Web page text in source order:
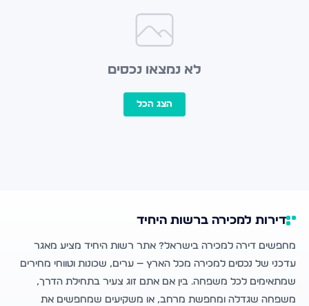
לא נמצאו נכסים
הצג הכל
דירות למכירה ברשות היחיד
מחפשים דירה למכירה בישראל? אתר רשות היחיד מציע מאגר
עדכני של נכסים למכירה מכל הארץ — ערים, שכונות וטווחי מחירים
שמתאימים לכל משפחה. בין אם אתם זוג צעיר בתחילת הדרך,
משפחה שגדלה ומחפשת מרחב, או משקיעים שמחפשים את